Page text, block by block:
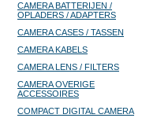
CAMERA BATTERIJEN /
OPLADERS / ADAPTERS
CAMERA CASES / TASSEN
CAMERA KABELS
CAMERA LENS / FILTERS
CAMERA OVERIGE
ACCESSOIRES
COMPACT DIGITAL CAMERA